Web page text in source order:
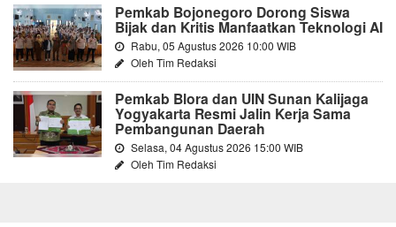
Pemkab Bojonegoro Dorong Siswa
Bijak dan Kritis Manfaatkan Teknologi AI
Rabu, 05 Agustus 2026 10:00 WIB
Oleh Tim Redaksi
Pemkab Blora dan UIN Sunan Kalijaga
Yogyakarta Resmi Jalin Kerja Sama
Pembangunan Daerah
Selasa, 04 Agustus 2026 15:00 WIB
Oleh Tim Redaksi